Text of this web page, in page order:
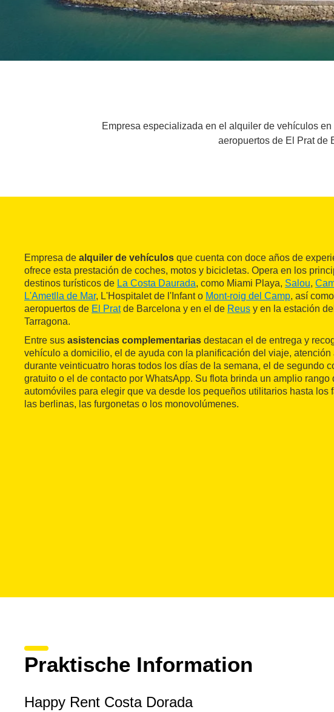
Empresa especializada en el alquiler de vehículos
aeropuertos de El Prat de
Empresa de alquiler de vehículos que cuenta con doce años de
ofrece esta prestación de coches, motos y bicicletas. Opera en los
destinos turísticos de La Costa Daurada, como Miami Playa, Salou,
L'Ametlla de Mar, L'Hospitalet de l'Infant o Mont-roig del Camp, así
aeropuertos de El Pratde Barcelona y en el de Reus y en la estación
Tarragona.
Entre sus asistencias complementarias destacan el de entrega y
vehículo a domicilio, el de ayuda con la planificación del viaje, atención
durante veinticuatro horas todos los días de la semana, el de segundo
gratuito o el de contacto por WhatsApp. Su flota brinda un amplio rango
automóviles para elegir que va desde los pequeños utilitarios hasta los
las berlinas, las furgonetas o los monovolúmenes.
Praktische Information
Happy Rent Costa Dorada